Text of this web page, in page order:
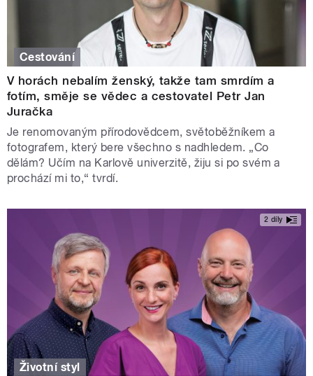
Cestování
V horách nebalím ženský, takže tam smrdím a
fotím, směje se vědec a cestovatel Petr Jan
Juračka
Je renomovaným přírodovědcem, světoběžníkem a
fotografem, který bere všechno s nadhledem. „Co
dělám? Učím na Karlově univerzitě, žiju si po svém a
prochází mi to,“ tvrdí.
2 díly
Životní styl